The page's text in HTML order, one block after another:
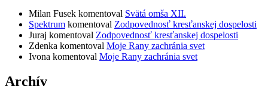
Milan Fusek komentoval Svätá omša XII.
Spektrum komentoval Zodpovednosť kresťanskej dospelosti
Juraj komentoval Zodpovednosť kresťanskej dospelosti
Zdenka komentoval Moje Rany zachránia svet
Ivona komentoval Moje Rany zachránia svet
Archív